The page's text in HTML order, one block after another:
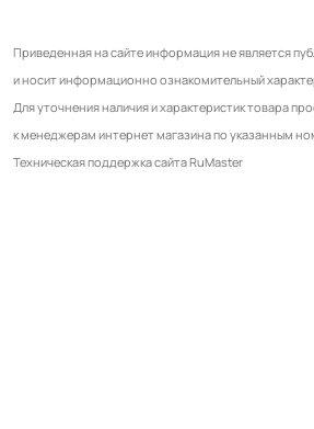
Приведенная на сайте информация не является
и носит информационно ознакомительный
Для уточнения наличия и характеристик товара
к менеджерам интернет магазина по указанным
Техническая поддержка сайта RuMaster